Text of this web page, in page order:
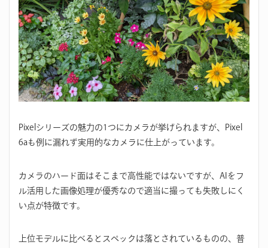
Pixelシリーズの魅力の1つにカメラが挙げられますが、Pixel
6aも例に漏れず実用的なカメラに仕上がっています。
カメラのハード面はそこまで高性能ではないですが、AIをフ
ル活用した画像処理が優秀なので適当に撮っても失敗しにく
い点が特徴です。
上位モデルに比べるとスペックは落とされているものの、普